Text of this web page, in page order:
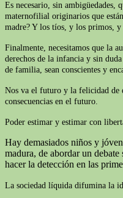
Es necesario, sin ambigüedades,
maternofilial originarios que
madre? Y los tíos, y los primos, y
Finalmente, necesitamos que la
derechos de la infancia y sin
de familia, sean conscientes y
Nos va el futuro y la felicidad de
consecuencias en el futuro.
Poder estimar y estimar con
Hay demasiados niños y
madura, de abordar un
hacer la detección en las
La sociedad líquida difumina la